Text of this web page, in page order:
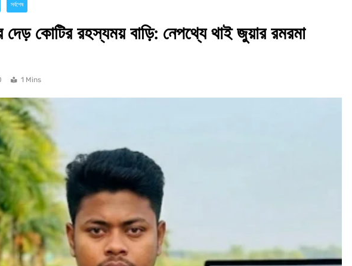
সর্বশেষ
কোটির রহস্যময় বাড়ি: নেপথ্যে থাই জুয়ার রমরমা
1 Mins